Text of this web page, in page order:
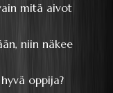
mitä aivot
niin näkee
oppija?